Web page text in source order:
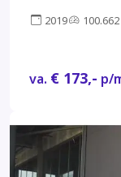
2019
va. € 173,- p/